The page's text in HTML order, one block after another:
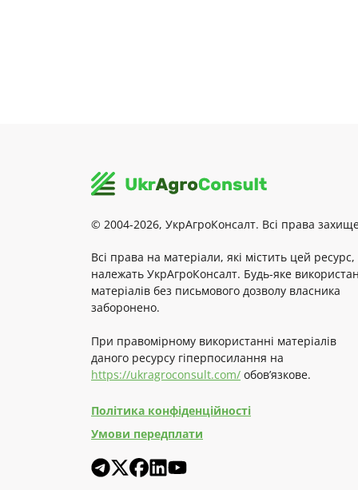
© 2004-2026, УкрАгроКонсалт. Всі права
Всі права на матеріали, які містить цей ресурс,
належать УкрАгроКонсалт. Будь-яке
матеріалів без письмового дозволу власника
заборонено.
При правомірному використанні матеріалів
даного ресурсу гіперпосилання на
https://ukragroconsult.com/ обов’язкове.
Політика конфіденційності
Умови передплати